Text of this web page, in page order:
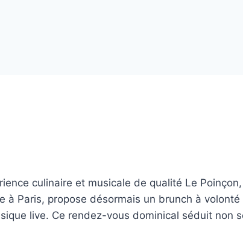
culinaire et musicale de qualité Le
Paris, propose désormais un brunch à
live. Ce rendez-vous dominical séduit non